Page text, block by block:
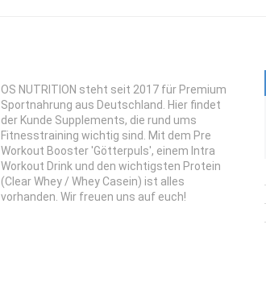
OS NUTRITION steht seit 2017 für Premium
Sportnahrung aus Deutschland. Hier findet
der Kunde Supplements, die rund ums
Fitnesstraining wichtig sind. Mit dem Pre
Workout Booster 'Götterpuls', einem Intra
Workout Drink und den wichtigsten Protein
(Clear Whey / Whey Casein) ist alles
vorhanden. Wir freuen uns auf euch!